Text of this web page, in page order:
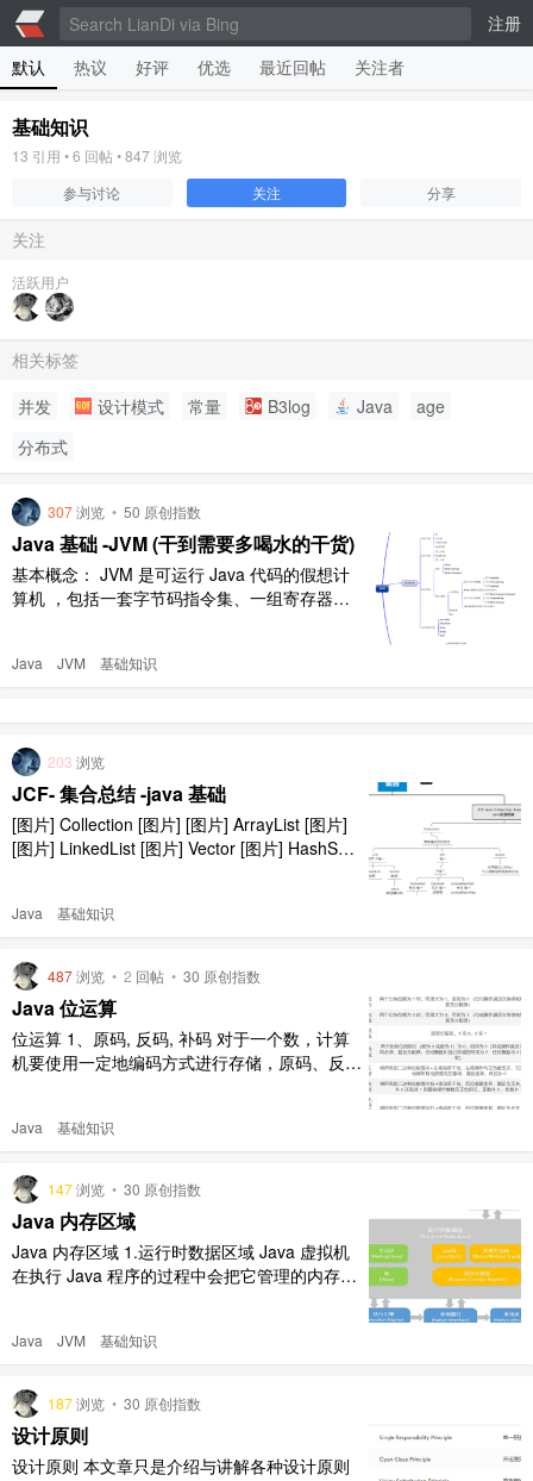
注册
默认
热议 好评 优选 最近回帖 关注者
基础知识
13 引用 •6 回帖 •847 浏览
参与讨论
关注 分享
关注
活跃用户
相关标签
并发
设计模式 常量 B3log Java
age
分布式
307浏览 • 50 原创指数
Java 基础 -JVM (干到需要多喝水的干货)
基本概念： JVM 是可运行 Java 代码的假想计
算机 ，包括一套字节码指令集、一组寄存器、
没有直接 的交互。 [图片] 运行过程 我们都知道
Java JVM 基础知识
203 浏览
JCF- 集合总结 -java 基础
[图片] Collection [图片] [图片] ArrayList [图片]
[图片] LinkedList [图片] Vector [图片] HashSet
Java 基础知识
487浏览 • 2 回帖 • 30 原创指数
Java 位运算
位运算 1、原码, 反码, 补码 对于一个数，计算
机要使用一定地编码方式进行存储，原码、反
计算机做减法和引入符号位（正号和负号）的问
表示形式, 叫做这个数的机器数。机器数是带符
号的，在计 ..
Java 基础知识
147浏览 • 30 原创指数
Java 内存区域
Java 内存区域 1.运行时数据区域 Java 虚拟机
在执行 Java 程序的过程中会把它管理的内存划
池） 直接内存 [图片] 站在线程的角度看： Java
拟机栈、本地方法栈是线 ..
Java JVM 基础知识
187浏览 • 30 原创指数
设计原则
设计原则 本文章只是介绍与讲解各种设计原则